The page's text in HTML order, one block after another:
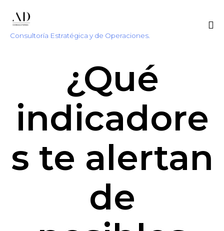
Consultoría Estratégica y de Operaciones.
¿Qué
indicadore
s te alertan
de